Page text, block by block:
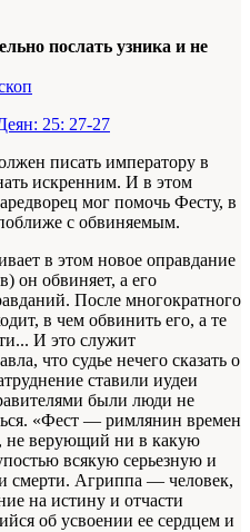
послать узника и не
25: 27-27
писать императору в
искренним. И в этом
мог помочь Фесту, в
с обвиняемым.
в этом новое оправдание
он обвиняет, а его
После многократного
в чем обвинить его, а те
И это служит
что судье нечего сказать о
ставили иудеи
были люди не
«Фест — римлянин времен
не верующий ни в какую
всякую серьезную и
смерти. Агриппа — человек,
на истину и отчасти
об усвоении ее сердцем и